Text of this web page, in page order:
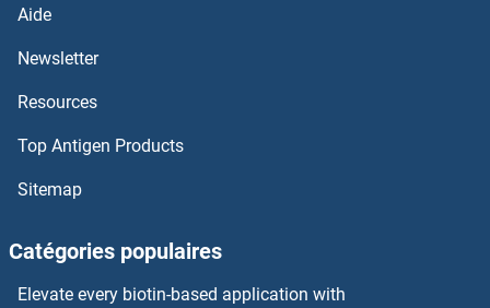
Aide
Newsletter
Resources
Top Antigen Products
Sitemap
Catégories populaires
Elevate every biotin-based application with